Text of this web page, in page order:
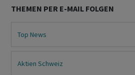
THEMEN PER E-MAIL FOLGEN
Top News
Aktien Schweiz